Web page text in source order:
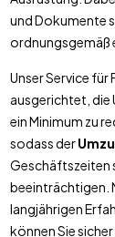
und Dokumente
ordnungsgemäß
Unser Service für
ausgerichtet, die
ein Minimum zu
sodass der
Geschäftszeiten
beeinträchtigen.
langjährigen
können Sie sicher